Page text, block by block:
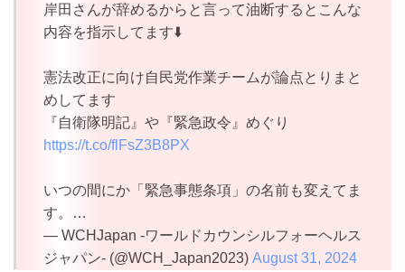
岸田さんが辞めるからと言って油断するとこんな
内容を指示してます⬇️
憲法改正に向け自民党作業チームが論点とりまと
めしてます
『自衛隊明記』や『緊急政令』めぐり
https://t.co/flFsZ3B8PX
いつの間にか「緊急事態条項」の名前も変えてま
す。…
— WCHJapan -ワールドカウンシルフォーヘルス
ジャパン- (@WCH_Japan2023) August 31, 2024